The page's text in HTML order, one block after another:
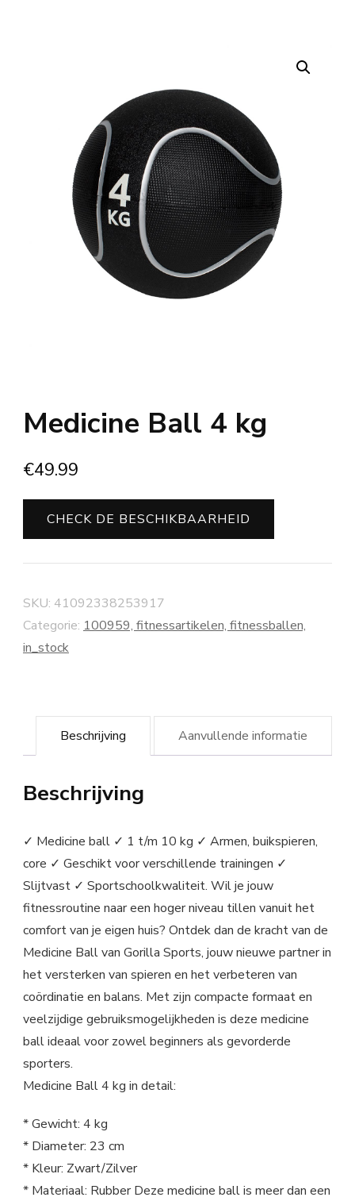
Medicine Ball 4 kg
€49.99
CHECK DE BESCHIKBAARHEID
SKU: 41092338253917
Categorie: 100959, fitnessartikelen, fitnessballen,
in_stock
Beschrijving Aanvullende informatie
Beschrijving
✓ Medicine ball ✓ 1 t/m 10 kg ✓ Armen, buikspieren,
core ✓ Geschikt voor verschillende trainingen ✓
Slijtvast ✓ Sportschoolkwaliteit. Wil je jouw
fitnessroutine naar een hoger niveau tillen vanuit het
comfort van je eigen huis? Ontdek dan de kracht van de
Medicine Ball van Gorilla Sports, jouw nieuwe partner in
het versterken van spieren en het verbeteren van
coördinatie en balans. Met zijn compacte formaat en
veelzijdige gebruiksmogelijkheden is deze medicine
ball ideaal voor zowel beginners als gevorderde
sporters.
Medicine Ball 4 kg in detail:
* Gewicht: 4 kg
* Diameter: 23 cm
* Kleur: Zwart/Zilver
* Materiaal: Rubber Deze medicine ball is meer dan een